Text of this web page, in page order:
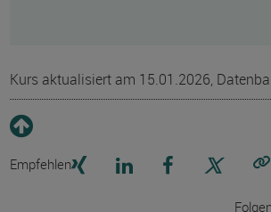
Kurs aktualisiert am 15.01.2026,
Empfehlen
Folgen